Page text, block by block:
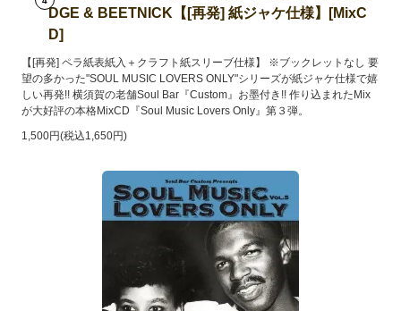
DGE & BEETNICK【[再発] 紙ジャケ仕様】[MixC
D]
【[再発] ペラ紙表紙入＋クラフト紙スリーブ仕様】 ※ブックレットなし 要
望の多かった"SOUL MUSIC LOVERS ONLY"シリーズが紙ジャケ仕様で嬉
しい再発!! 横須賀の老舗Soul Bar『Custom』お墨付き!! 作り込まれたMix
が大好評の本格MixCD『Soul Music Lovers Only』第３弾。
1,500円(税込1,650円)